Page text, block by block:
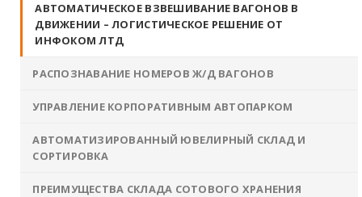
АВТОМАТИЧЕСКОЕ ВЗВЕШИВАНИЕ ВАГОНОВ В
ДВИЖЕНИИ – ЛОГИСТИЧЕСКОЕ РЕШЕНИЕ ОТ
ИНФОКОМ ЛТД
РАСПОЗНАВАНИЕ НОМЕРОВ Ж/Д ВАГОНОВ
УПРАВЛЕНИЕ КОРПОРАТИВНЫМ АВТОПАРКОМ
АВТОМАТИЗИРОВАННЫЙ ЮВЕЛИРНЫЙ СКЛАД И
СОРТИРОВКА
ПРЕИМУЩЕСТВА СКЛАДА СОТОВОГО ХРАНЕНИЯ